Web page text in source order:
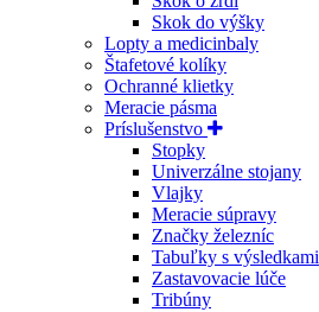
Skok do výšky
Lopty a medicinbaly
Štafetové kolíky
Ochranné klietky
Meracie pásma
Príslušenstvo
Stopky
Univerzálne stojany
Vlajky
Meracie súpravy
Značky železníc
Tabuľky s výsledkami
Zastavovacie lúče
Tribúny